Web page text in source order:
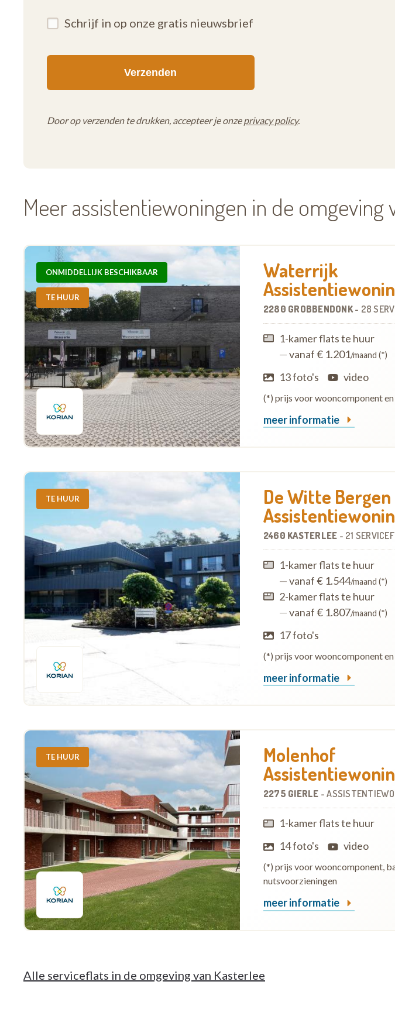
Schrijf in op onze gratis nieuwsbrief
Door op verzenden te drukken, accepteer je onzeprivacy policy.
Meer assistentiewoningen in de omgeving
ONMIDDELLIJK BESCHIKBAAR
TE HUUR
Waterrijk
2280 GROBBENDONK- 28
1-kamer flats te huur
—vanaf € 1.201/maand (*)
13 foto's video
(*) prijs voor wooncomponent
meer informatie
TE HUUR De Witte Bergen
2460 KASTERLEE - 21
1-kamer flats te huur
—vanaf € 1.544/maand (*)
2-kamer flats te huur
—vanaf € 1.807/maand (*)
17 foto's
(*) prijs voor wooncomponent
meer informatie
TE HUUR Molenhof
2275 GIERLE -
1-kamer flats te huur
14 foto's
video
(*) prijs voor wooncomponent,
nutsvoorzieningen
meer informatie
Alle serviceflats in de omgeving van Kasterlee